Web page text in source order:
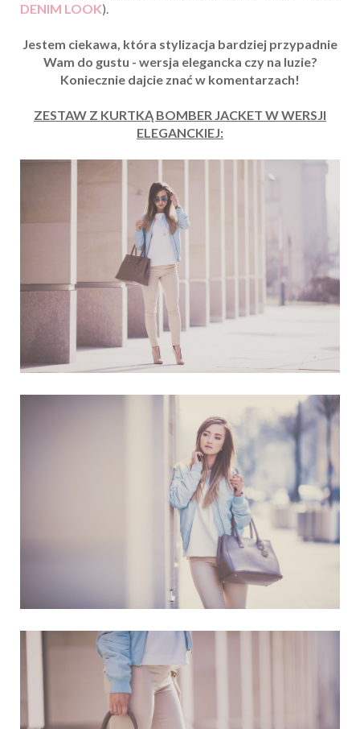
DENIM LOOK).
Jestem ciekawa, która stylizacja bardziej przypadnie
Wam do gustu - wersja elegancka czy na luzie?
Koniecznie dajcie znać w komentarzach!
ZESTAW Z KURTKĄ BOMBER JACKET W WERSJI
ELEGANCKIEJ: